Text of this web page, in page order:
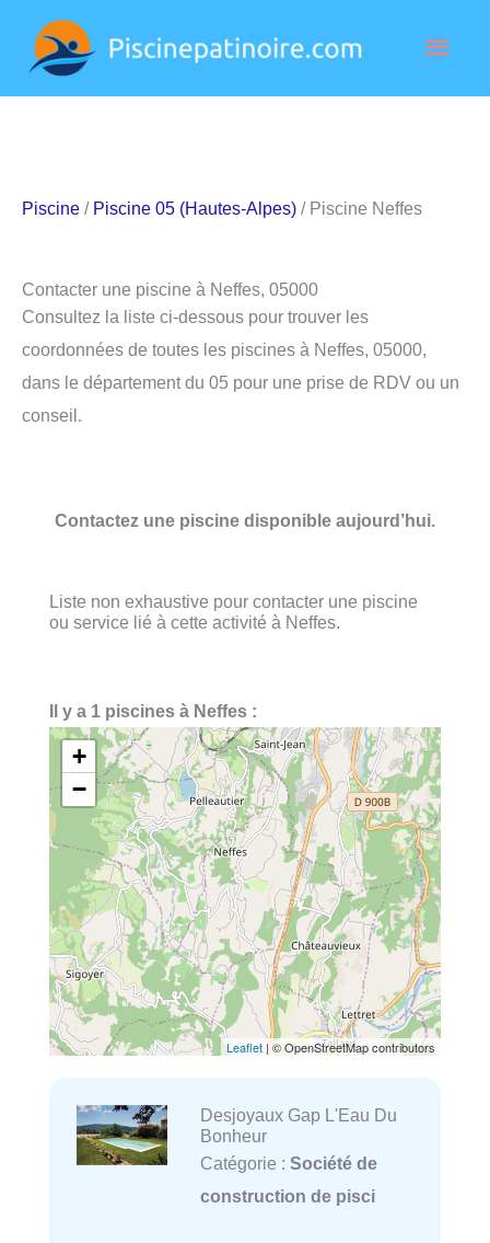
contenu
Piscine / Piscine 05 (Hautes-Alpes) / Piscine Neffes
Contacter une piscine à Neffes, 05000
Consultez la liste ci-dessous pour trouver les
coordonnées de toutes les piscines à Neffes, 05000,
dans le département du 05 pour une prise de RDV ou un
conseil.
Contactez une piscine disponible aujourd’hui.
Liste non exhaustive pour contacter une piscine
ou service lié à cette activité à Neffes.
Il y a 1 piscines à Neffes :
+
−
Leaflet | © OpenStreetMap contributors
Desjoyaux Gap L'Eau Du
Bonheur
Catégorie : Société de
construction de pisci